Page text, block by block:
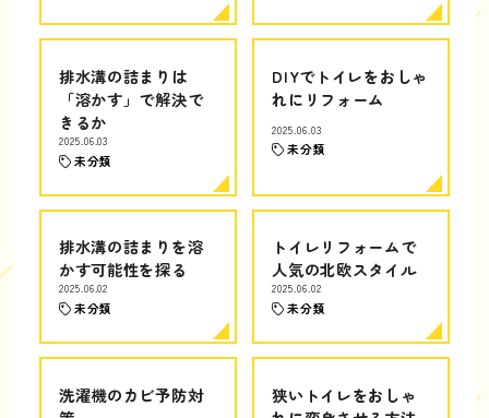
排水溝の詰まりは
「溶かす」で解決で
きるか
2025.06.03
未分類
DIYでトイレをおしゃ
れにリフォーム
2025.06.03
未分類
排水溝の詰まりを溶
かす可能性を探る
2025.06.02
未分類
トイレリフォームで
人気の北欧スタイル
2025.06.02
未分類
洗濯機のカビ予防対
狭いトイレをおしゃ